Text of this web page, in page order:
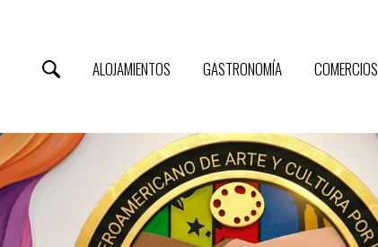
ALOJAMIENTOS GASTRONOMÍA COMERCIOS